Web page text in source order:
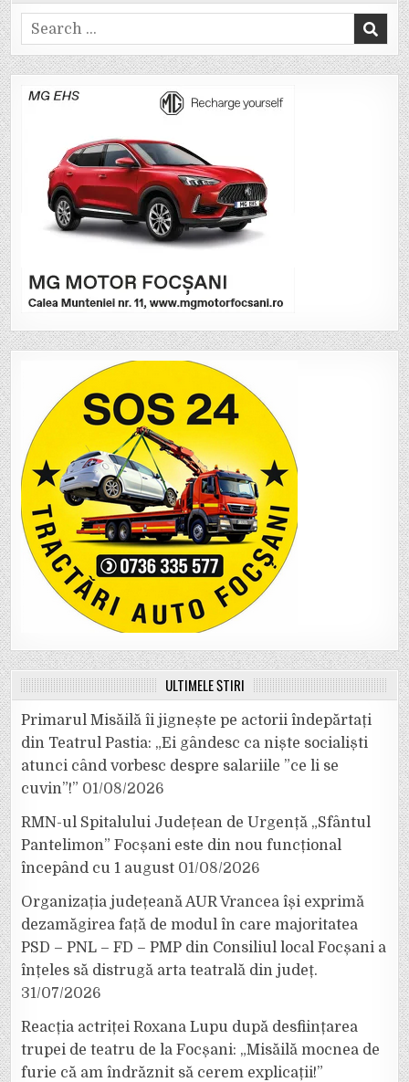
Search
for:
ULTIMELE ȘTIRI
Primarul Misăilă îi jignește pe actorii îndepărtați
din Teatrul Pastia: „Ei gândesc ca niște socialiști
atunci când vorbesc despre salariile ”ce li se
cuvin”!” 01/08/2026
RMN-ul Spitalului Județean de Urgență „Sfântul
Pantelimon” Focșani este din nou funcțional
începând cu 1 august 01/08/2026
Organizația județeană AUR Vrancea își exprimă
dezamăgirea față de modul în care majoritatea
PSD – PNL – FD – PMP din Consiliul local Focșani a
înțeles să distrugă arta teatrală din județ.
31/07/2026
Reacția actriței Roxana Lupu după desființarea
trupei de teatru de la Focșani: „Misăilă mocnea de
furie că am îndrăznit să cerem explicații!”